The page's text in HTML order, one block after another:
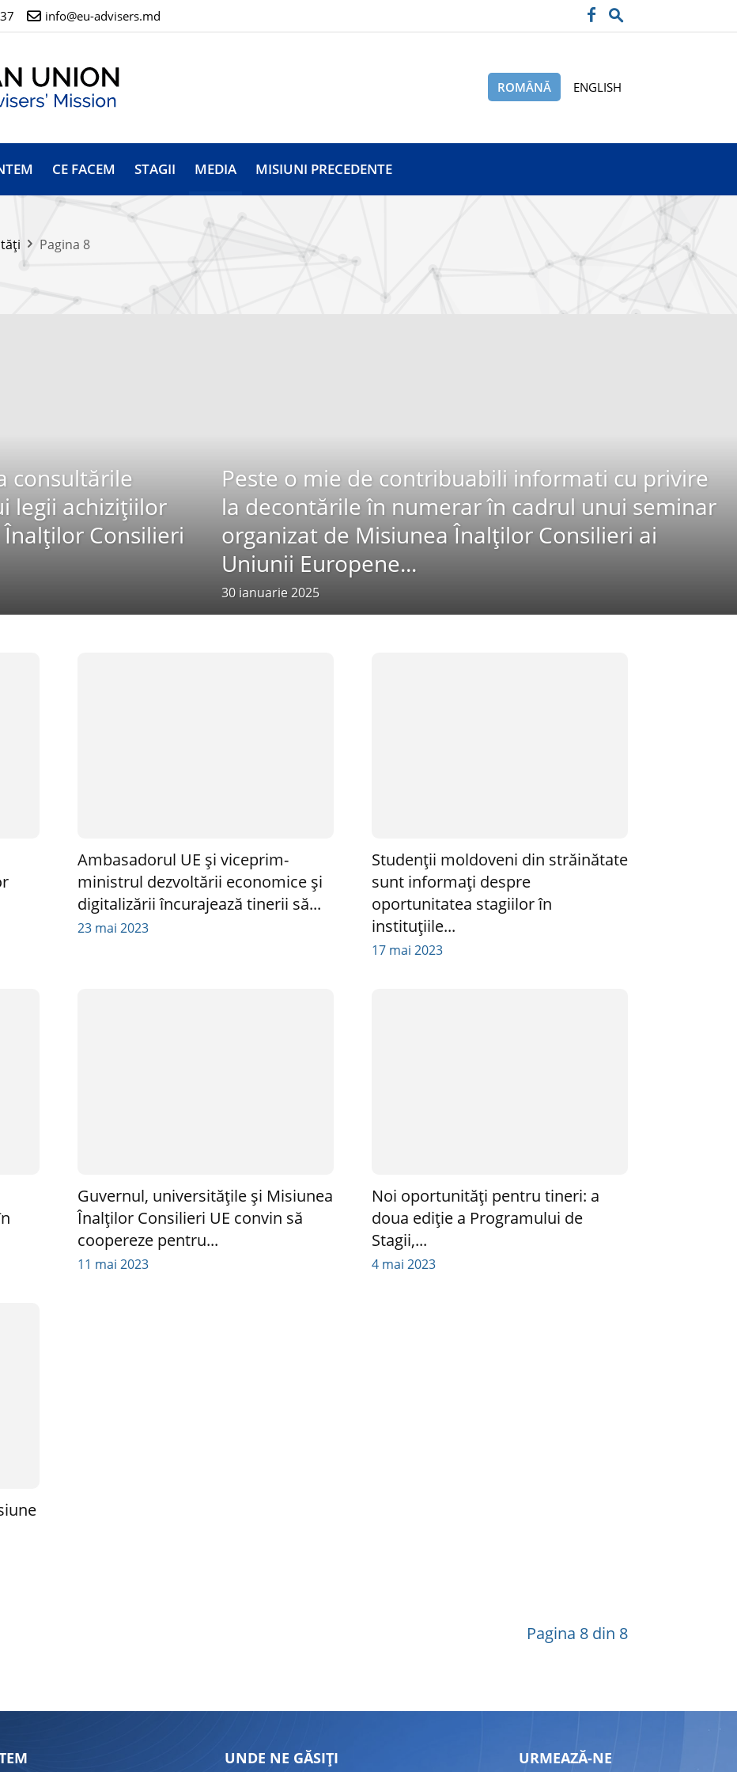
info@eu-advisers.md
ROMÂNĂ ENGLISH
CE FACEM STAGII MEDIA MISIUNI PRECEDENTE
Pagina 8
consultările
legii achizițiilor
Consilieri
Peste o mie de contribuabili informati cu privire
la decontările în numerar în cadrul unui seminar
organizat de Misiunea Înalților Consilieri ai
Uniunii Europene...
30 ianuarie 2025
Ambasadorul UE și viceprim-
ministrul dezvoltării economice și
digitalizării încurajează tinerii să...
23 mai 2023
Studenții moldoveni din străinătate
sunt informați despre
oportunitatea stagiilor în
instituțiile...
17 mai 2023
Guvernul, universitățile și Misiunea
Înalților Consilieri UE convin să
coopereze pentru...
11 mai 2023
Noi oportunități pentru tineri: a
doua ediție a Programului de
Stagii,...
4 mai 2023
Pagina 8 din 8
UNDE NE GĂSIȚI URMEAZĂ-NE